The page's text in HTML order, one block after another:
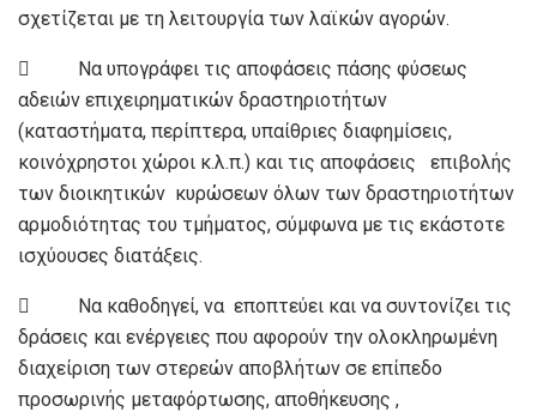
σχετίζεται με τη λειτουργία των λαϊκών αγορών.
 Να υπογράφει τις αποφάσεις πάσης φύσεως
αδειών επιχειρηματικών δραστηριοτήτων
(καταστήματα, περίπτερα, υπαίθριες διαφημίσεις,
κοινόχρηστοι χώροι κ.λ.π.) και τις αποφάσεις επιβολής
των διοικητικών κυρώσεων όλων των δραστηριοτήτων
αρμοδιότητας του τμήματος, σύμφωνα με τις εκάστοτε
ισχύουσες διατάξεις.
 Να καθοδηγεί, να εποπτεύει και να συντονίζει τις
δράσεις και ενέργειες που αφορούν την ολοκληρωμένη
διαχείριση των στερεών αποβλήτων σε επίπεδο
προσωρινής μεταφόρτωσης, αποθήκευσης ,